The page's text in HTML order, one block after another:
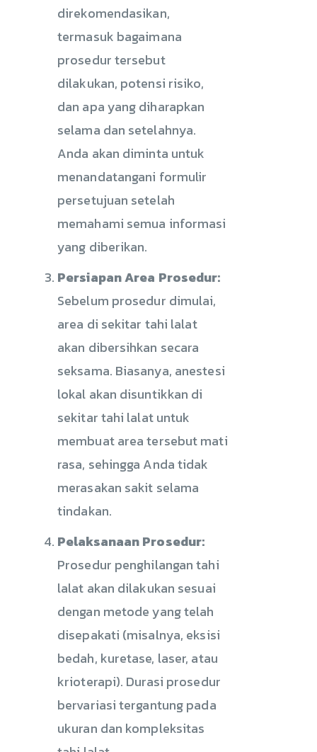
direkomendasikan,
termasuk bagaimana
prosedur tersebut
dilakukan, potensi risiko,
dan apa yang diharapkan
selama dan setelahnya.
Anda akan diminta untuk
menandatangani formulir
persetujuan setelah
memahami semua informasi
yang diberikan.
Persiapan Area Prosedur:
Sebelum prosedur dimulai,
area di sekitar tahi lalat
akan dibersihkan secara
seksama. Biasanya, anestesi
lokal akan disuntikkan di
sekitar tahi lalat untuk
membuat area tersebut mati
rasa, sehingga Anda tidak
merasakan sakit selama
tindakan.
Pelaksanaan Prosedur:
Prosedur penghilangan tahi
lalat akan dilakukan sesuai
dengan metode yang telah
disepakati (misalnya, eksisi
bedah, kuretase, laser, atau
krioterapi). Durasi prosedur
bervariasi tergantung pada
ukuran dan kompleksitas